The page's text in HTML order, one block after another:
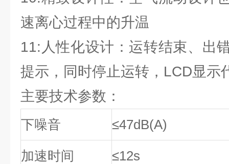
速离心过程中的升温
11:人性化设计：运转结束、出
提示，同时停止运转，LCD显示
主要技术参数：
下噪音 ≤47dB(A)
加速时间 ≤12s